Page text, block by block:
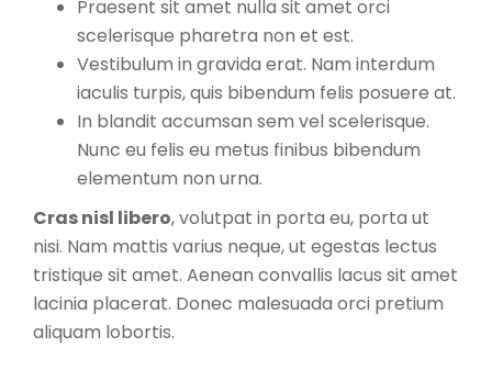
Praesent sit amet nulla sit amet orci
scelerisque pharetra non et est.
Vestibulum in gravida erat. Nam interdum
iaculis turpis, quis bibendum felis posuere at.
In blandit accumsan sem vel scelerisque.
Nunc eu felis eu metus finibus bibendum
elementum non urna.
Cras nisl libero, volutpat in porta eu, porta ut
nisi. Nam mattis varius neque, ut egestas lectus
tristique sit amet. Aenean convallis lacus sit amet
lacinia placerat. Donec malesuada orci pretium
aliquam lobortis.